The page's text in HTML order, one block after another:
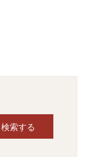
検索する